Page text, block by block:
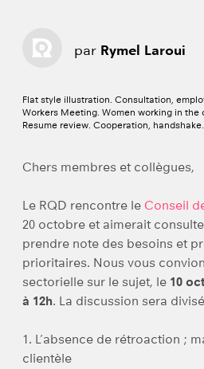
par Rymel Laroui
Flat style illustration. Consultation,
Workers Meeting. Women working in
Resume review. Cooperation,
Chers membres et collègues,
Le RQD rencontre le Conseil
20 octobre et aimerait
prendre note des besoins et
prioritaires. Nous vous
sectorielle sur le sujet, le 10
à 12h. La discussion sera
1. L’absence de rétroaction ;
clientèle